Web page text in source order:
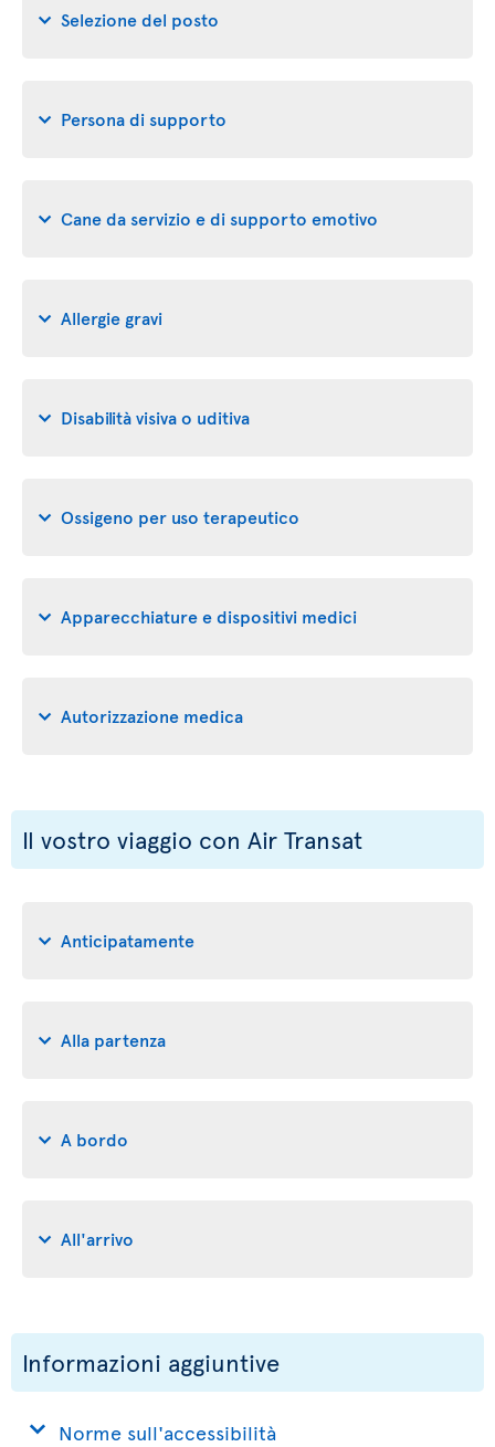
Selezione del posto
Persona di supporto
Cane da servizio e di supporto emotivo
Allergie gravi
Disabilità visiva o uditiva
Ossigeno per uso terapeutico
Apparecchiature e dispositivi medici
Autorizzazione medica
Il vostro viaggio con Air Transat
Anticipatamente
Alla partenza
A bordo
All'arrivo
Informazioni aggiuntive
Norme sull'accessibilità